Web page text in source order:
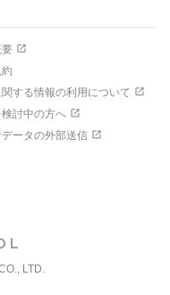
する情報の利用について
討中の方へ
ータの外部送信
LTD.